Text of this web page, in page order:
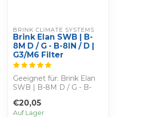
BRINK CLIMATE SYSTEMS
Brink Elan SWB | B-
8M D / G - B-8IN / D |
G3/M6 Filter
Geeignet für: Brink Elan
SWB | B-8M D / G - B-
Ihren eige...
€20,05
Auf Lager